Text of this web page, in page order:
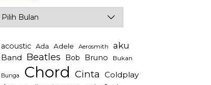
acoustic Ada Adele Aerosmith aku
Band Beatles Bob Bruno Bukan
Bunga Chord Cinta Coldplay